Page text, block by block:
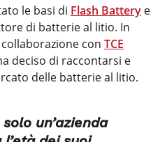
le basi di Flash Battery e
di batterie al litio. In
con TCE
deciso di raccontarsi e
delle batterie al litio.
un’azienda